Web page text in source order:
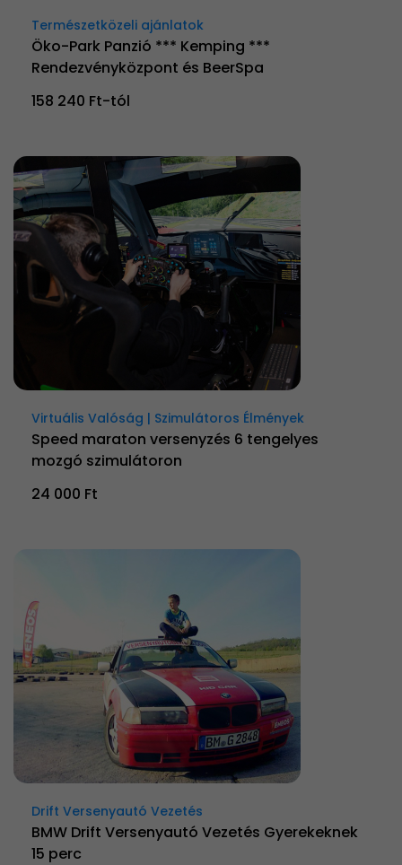
Természetközeli ajánlatok
Öko-Park Panzió *** Kemping ***
Rendezvényközpont és BeerSpa
158 240 Ft-tól
Virtuális Valóság | Szimulátoros Élmények
Speed maraton versenyzés 6 tengelyes
mozgó szimulátoron
24 000 Ft
Drift Versenyautó Vezetés
BMW Drift Versenyautó Vezetés Gyerekeknek
15 perc